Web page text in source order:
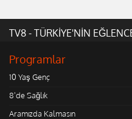
TV8 - TÜRKİYE'NİN
Programlar
10 Yaş Genç
8'de Sağlık
Aramızda Kalmasın